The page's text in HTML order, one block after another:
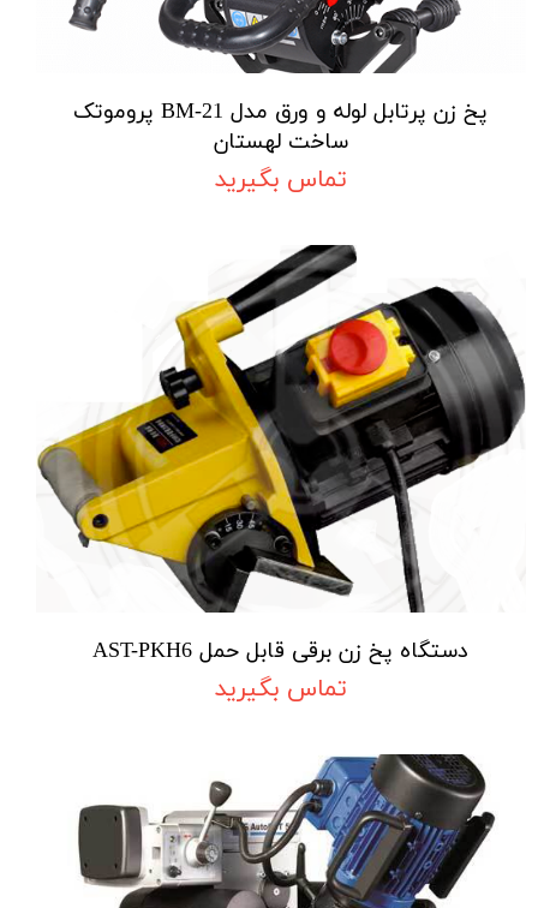
پخ زن پرتابل لوله و ورق مدل BM-21 پروموتک
ساخت لهستان
تماس بگیرید
دستگاه پخ زن برقی قابل حمل AST-PKH6
تماس بگیرید